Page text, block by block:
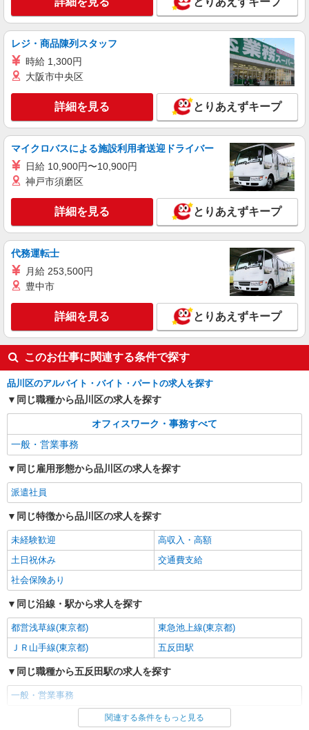
キープ 詳細を見る
正社員
株式会社リジョイスカンパニー（103919）
月給223,000円以上 ※研修期間2ヶ月間は給与
95％支給
昭和医科大学病院（東京都品川区旗の台1丁目
5-8）
キープ 詳細を見る
株式会社フルキャスト東京支社/EA0401G-10C
仕分け シール貼り 倉庫内軽作業 オフィスワー
ク イベントスタッフ等
時給1600円〜1800円（22:00〜翌5:00の深夜手
当で時給UP） ※給与幅は経験・能力による
キープ 詳細を見る
レジ・商品陳列スタッフ
時給 1,300円
大阪市中央区
詳細を見る とりあえずキープ
マイクロバスによる施設利用者送迎ドライバー
日給 10,900円〜10,900円
神戸市須磨区
詳細を見る とりあえずキープ
代務運転士
月給 253,500円
豊中市
詳細を見る とりあえずキープ
このお仕事に関連する条件で探す
品川区のアルバイト・バイト・パートの求人を探す
同じ職種から品川区の求人を探す
オフィスワーク・事務すべて
一般・営業事務
同じ雇用形態から品川区の求人を探す
派遣社員
同じ特徴から品川区の求人を探す
未経験歓迎
高収入・高額
土日祝休み
交通費支給
社会保険あり
同じ沿線・駅から求人を探す
都営浅草線(東京都)
東急池上線(東京都)
ＪＲ山手線(東京都)
五反田駅
同じ職種から五反田駅の求人を探す
一般・営業事務
同じ雇用形態から五反田駅の求人を探す
関連する条件をもっと見る